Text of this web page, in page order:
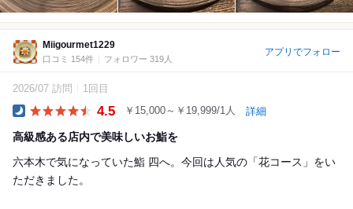
Miigourmet1229
口コミ 154件 フォロワー 319人
アプリでフォロー
2026/07 訪問 1回目
4.5 ￥15,000～￥19,999/1人 詳細
高級感ある店内で美味しいお鮨を
六本木で気になっていた鮨 四へ。今回は人気の「花コース」をい
ただきました。